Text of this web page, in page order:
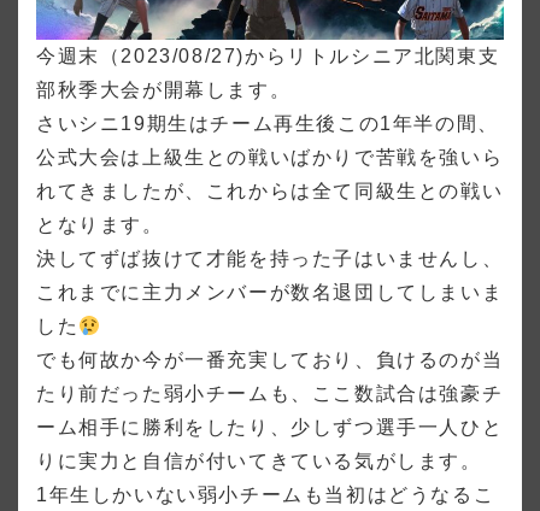
今週末（2023/08/27)からリトルシニア北関東支
部秋季大会が開幕します。
さいシニ19期生はチーム再生後この1年半の間、
公式大会は上級生との戦いばかりで苦戦を強いら
れてきましたが、これからは全て同級生との戦い
となります。
決してずば抜けて才能を持った子はいませんし、
これまでに主力メンバーが数名退団してしまいま
した
でも何故か今が一番充実しており、負けるのが当
たり前だった弱小チームも、ここ数試合は強豪チ
ーム相手に勝利をしたり、少しずつ選手一人ひと
りに実力と自信が付いてきている気がします。
1年生しかいない弱小チームも当初はどうなるこ